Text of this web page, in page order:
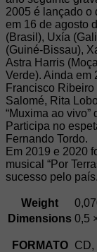
2005 é lançado o
em 16 de agosto
(Brasil), Uxía
(Guiné-Bissau),
Astra Harris
Verde). Ainda em
Francisco
Salomé, Rita
“Muxima ao
Participa no
Fernando Tordo.
Em 2019 e 2020
musical “Por
sucesso pelo país.
Weight
Dimensions 0,5
FORMATO CD,